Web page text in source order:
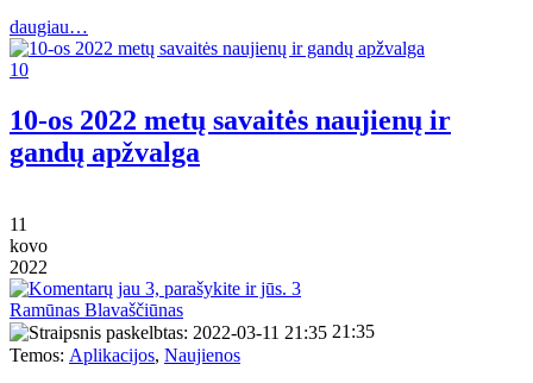
daugiau…
10
10-os 2022 metų savaitės naujienų ir
gandų apžvalga
11
kovo
2022
3
Ramūnas Blavaščiūnas
21:35
Temos: Aplikacijos, Naujienos